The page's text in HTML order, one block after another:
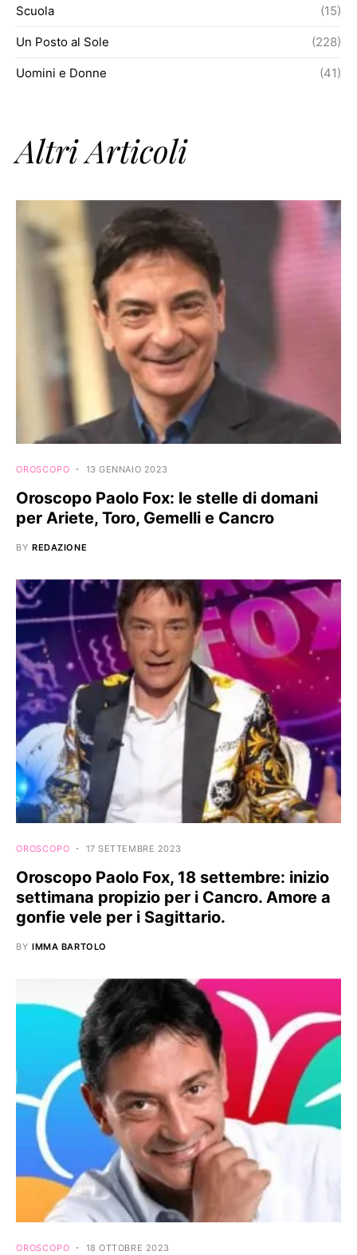
Scuola (15)
Un Posto al Sole (228)
Uomini e Donne (41)
Altri Articoli
OROSCOPO 13 GENNAIO 2023
Oroscopo Paolo Fox: le stelle di domani
per Ariete, Toro, Gemelli e Cancro
BY REDAZIONE
OROSCOPO 17 SETTEMBRE 2023
Oroscopo Paolo Fox, 18 settembre: inizio
settimana propizio per i Cancro. Amore a
gonfie vele per i Sagittario.
BY IMMA BARTOLO
OROSCOPO 18 OTTOBRE 2023